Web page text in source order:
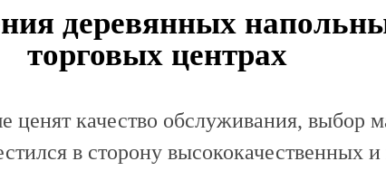
деревянных
торговых центрах
ценят качество обслуживания, выбор
в сторону высококачественных